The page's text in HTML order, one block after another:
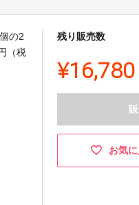
の2
（税
残り販売数
¥16,780
お気